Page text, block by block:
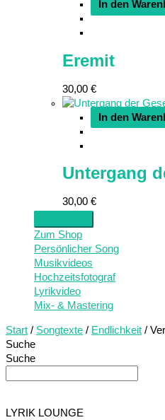
In den
Eremit
30,00 €
In den
Untergang
30,00 €
Zum Shop
Persönlicher Song
Musikvideos
Hochzeitsfotograf
Lyrikvideo
Mix- & Mastering
Start / Songtexte / Endlichkeit /
Suche
Suche
LYRIK LOUNGE